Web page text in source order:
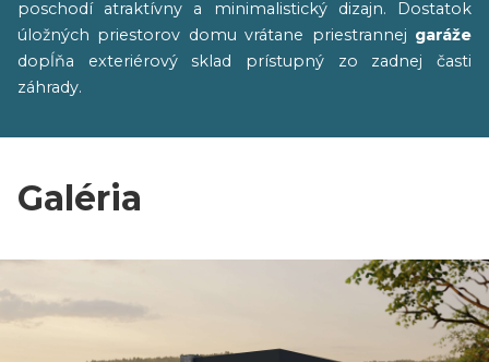
poschodí atraktívny a minimalistický dizajn. Dostatok
úložných priestorov domu vrátane priestrannej garáže
dopĺňa exteriérový sklad prístupný zo zadnej časti
záhrady.
Galéria